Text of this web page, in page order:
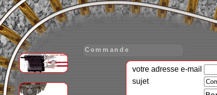
Commande
votre adresse e-mail
sujet